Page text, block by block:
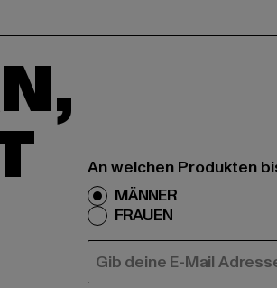
An welchen Produkten
MÄNNER
FRAUEN
E-MAIL